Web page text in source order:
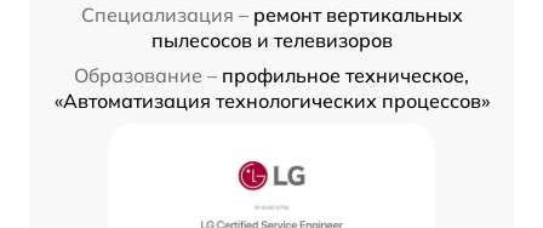
Специализация – ремонт вертикальных
пылесосов и телевизоров
Образование – профильное техническое,
«Автоматизация технологических процессов»